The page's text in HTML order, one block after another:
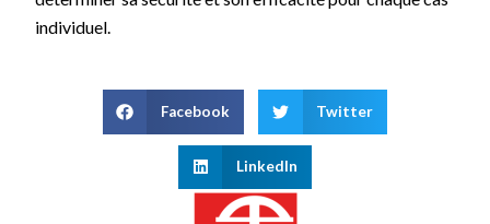
individuel.
Facebook Twitter
LinkedIn